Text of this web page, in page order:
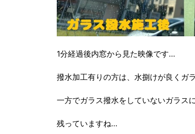
1分経過後内窓から見た映像です…
撥水加工有りの方は、水捌けが良くガ
一方でガラス撥水をしていないガラス
残っていますね…